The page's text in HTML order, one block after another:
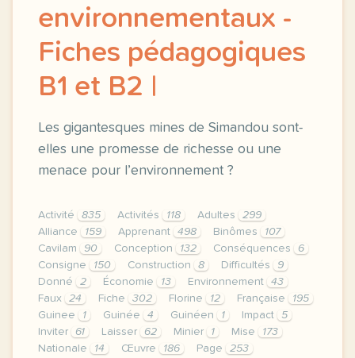
environnementaux -
Fiches pédagogiques
B1 et B2 |
Les gigantesques mines de Simandou sont-
elles une promesse de richesse ou une
menace pour l’environnement ?
Activité 835 Activités 118 Adultes
299
Alliance
159 Apprenant 498 Binômes
107
Cavilam
90 Conception 132 Conséquences
6
Consigne
150 Construction 8 Difficultés
9
Donné
2 Économie 13 Environnement
43
Faux
24 Fiche 302 Florine 12 Française
195
Guinee
1 Guinée 4 Guinéen 1 Impact
5
Inviter
61 Laisser 62 Minier 1 Mise
173
Nationale
14 Œuvre 186 Page
253